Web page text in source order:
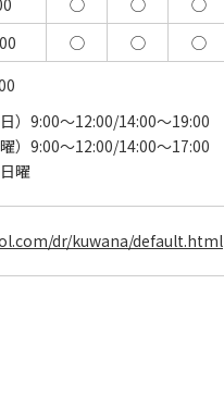
◯ ◯ ◯
◯ ◯ ◯
日）9:00～12:00/14:00～19:00
曜）9:00～12:00/14:00～17:00
曜
dr/kuwana/default.html